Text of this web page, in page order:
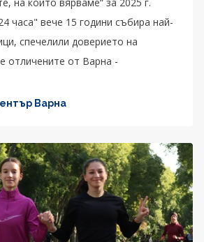
часа" вече 15 години събира най-
спечелили доверието на
отличените от Варна -
Варна